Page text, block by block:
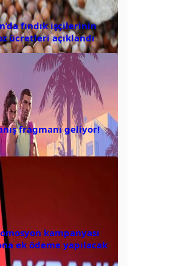
fındık işçilerinin
ücretleri açıklandı
fragmanı geliyor!
kampanyası
ek ödeme yapılacak